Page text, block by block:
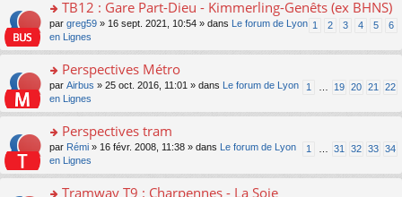
ré
c
e
nt
lu
pl
ré
c
e
nt
n
o
n
lu
le
u
c
e
nt
s
s
a
n
o
n
lu
le
u
er
le
m
e
s
s
a
n
o
n
lu
le
o
n
s
er
le
m
e
s
s
a
TB12 : Gare Part-Dieu - Kimmerling-Genêts (ex BHNS)
1 2 3 4 5 6
par greg59 » 16 sept. 2021, 10:54 » dans
Le forum de Lyon
en Lignes
o
n
s
er
le
m
e
s
Perspectives Métro
1 19 20 21 22
par Airbus » 25 oct. 2016, 11:01 » dans
Le forum de Lyon
en Lignes
o
n
s
Perspectives tram
1 31 32 33 34
par Rémi » 16 févr. 2008, 11:38 » dans
Le forum de Lyon
en Lignes
Tramway T9 : Charpennes - La Soie